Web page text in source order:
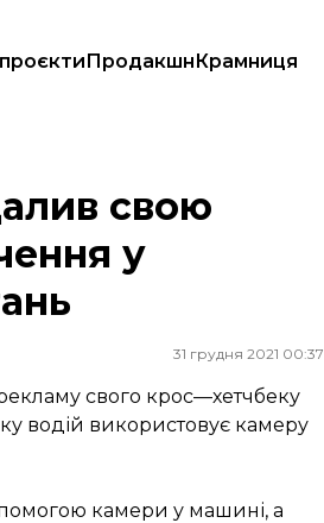
ПродакшнКрамниця
сексуальних домагань
свою
у
31 грудня 2021 00:37
свого крос—хетчбеку
водій використовує камеру
камери у машині, а